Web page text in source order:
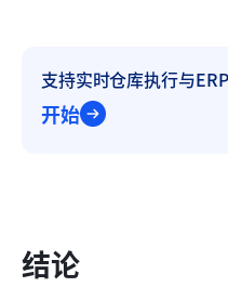
支持实时仓库执行与
开始
结论